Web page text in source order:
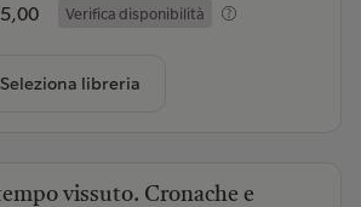
Verifica disponibilità
Seleziona libreria
vissuto. Cronache e